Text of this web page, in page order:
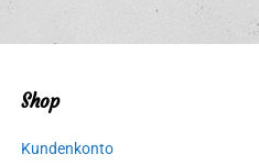
Shop
Kundenkonto